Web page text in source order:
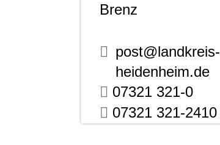
Brenz
post@landkreis-
heidenheim.de
07321 321-0
07321 321-2410